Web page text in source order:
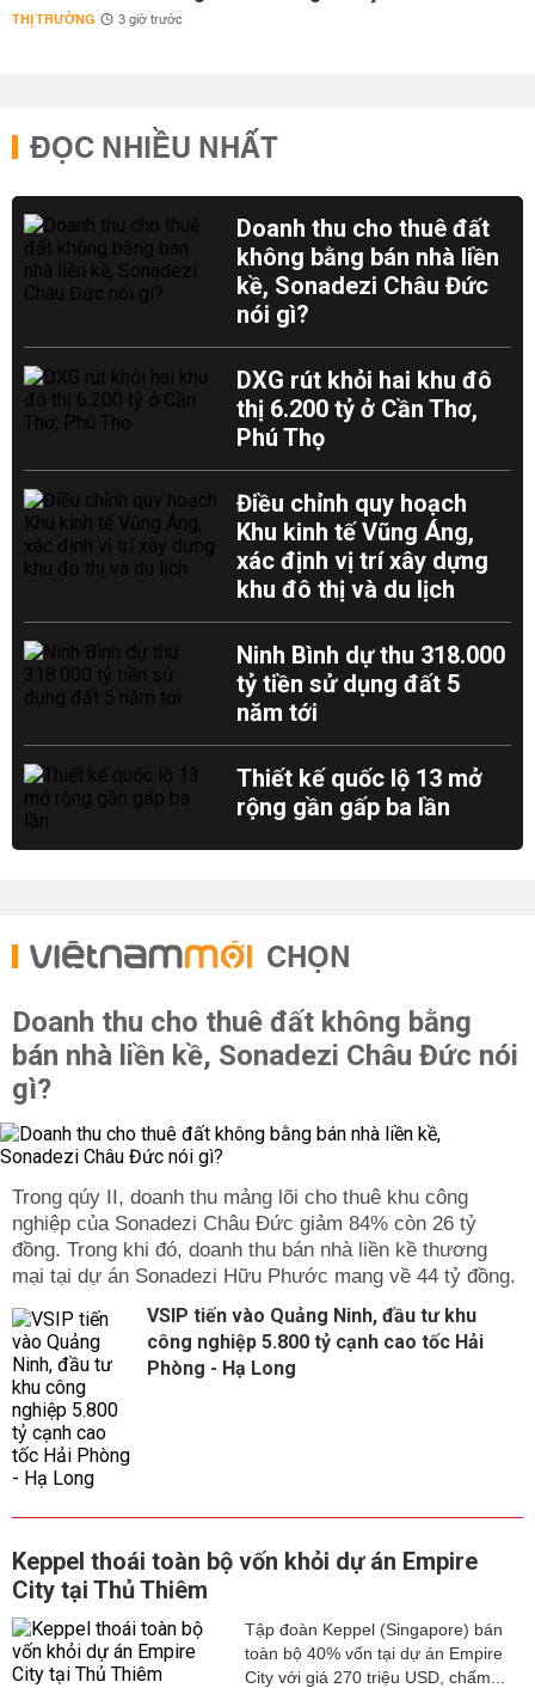
THỊ TRƯỜNG 3 giờ trước
ĐỌC NHIỀU NHẤT
Doanh thu cho thuê đất
không bằng bán nhà liền
kề, Sonadezi Châu Đức
nói gì?
DXG rút khỏi hai khu đô
thị 6.200 tỷ ở Cần Thơ,
Phú Thọ
Điều chỉnh quy hoạch
Khu kinh tế Vũng Áng,
xác định vị trí xây dựng
khu đô thị và du lịch
Ninh Bình dự thu 318.000
tỷ tiền sử dụng đất 5
năm tới
Thiết kế quốc lộ 13 mở
rộng gần gấp ba lần
CHỌN
Doanh thu cho thuê đất không bằng
bán nhà liền kề, Sonadezi Châu Đức nói
gì?
Trong qúy II, doanh thu mảng lõi cho thuê khu công
nghiệp của Sonadezi Châu Đức giảm 84% còn 26 tỷ
đồng. Trong khi đó, doanh thu bán nhà liền kề thương
mại tại dự án Sonadezi Hữu Phước mang về 44 tỷ đồng.
VSIP tiến vào Quảng Ninh, đầu tư khu
công nghiệp 5.800 tỷ cạnh cao tốc Hải
Phòng - Hạ Long
Keppel thoái toàn bộ vốn khỏi dự án Empire
City tại Thủ Thiêm
Tập đoàn Keppel (Singapore) bán
toàn bộ 40% vốn tại dự án Empire
City với giá 270 triệu USD, chấm...